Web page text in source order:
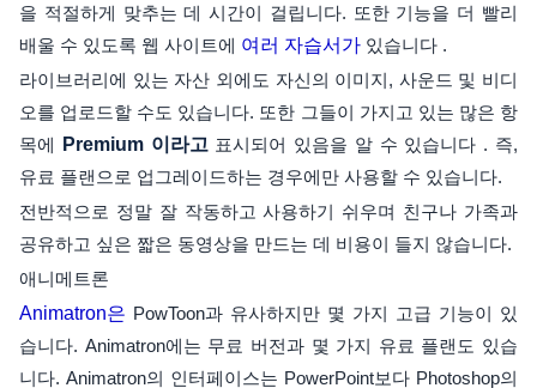
을 적절하게 맞추는 데 시간이 걸립니다. 또한 기능을 더 빨리
배울 수 있도록 웹 사이트에 여러 자습서가 있습니다 .
라이브러리에 있는 자산 외에도 자신의 이미지, 사운드 및 비디
오를 업로드할 수도 있습니다. 또한 그들이 가지고 있는 많은 항
목에
Premium 이라고 표시되어 있음을 알 수 있습니다 . 즉,
유료 플랜으로 업그레이드하는 경우에만 사용할 수 있습니다.
전반적으로 정말 잘 작동하고 사용하기 쉬우며 친구나 가족과
공유하고 싶은 짧은 동영상을 만드는 데 비용이 들지 않습니다.
애니메트론
Animatron은 PowToon과 유사하지만 몇 가지 고급 기능이 있
습니다. Animatron에는 무료 버전과 몇 가지 유료 플랜도 있습
니다. Animatron의 인터페이스는 PowerPoint보다 Photoshop의